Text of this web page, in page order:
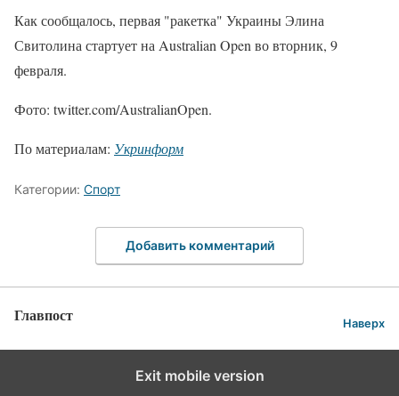
Как сообщалось, первая "ракетка" Украины Элина
Свитолина стартует на Australian Open во вторник, 9
февраля.
Фото: twitter.com/AustralianOpen.
По материалам: Укринформ
Категории: Спорт
Добавить комментарий
Главпост Наверх
Exit mobile version